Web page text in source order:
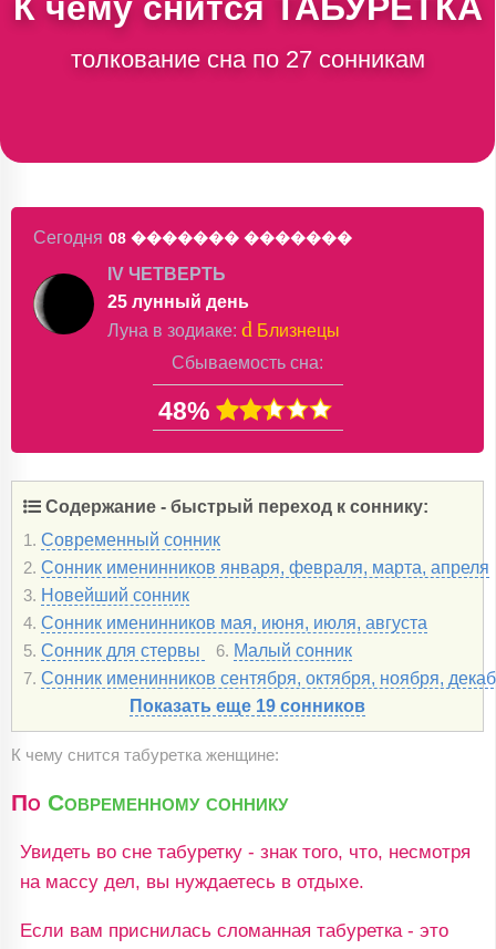
толкование сна по 27 сонникам
Сегодня 08 ������� �������
IV ЧЕТВЕРТЬ
25 лунный день
Луна в зодиаке: d Близнецы
Сбываемость сна:
48%
Содержание - быстрый переход к соннику:
1. Современный сонник
2. Сонник именинников января, февраля, марта, апреля
3. Новейший сонник
4. Сонник именинников мая, июня, июля, августа
5. Сонник для стервы 6. Малый сонник
7. Сонник именинников сентября, октября, ноября,
Показать еще 19 сонников
К чему снится табуретка женщине:
По Современному соннику
Увидеть во сне табуретку - знак того, что, несмотря
на массу дел, вы нуждаетесь в отдыхе.
Если вам приснилась сломанная табуретка - это